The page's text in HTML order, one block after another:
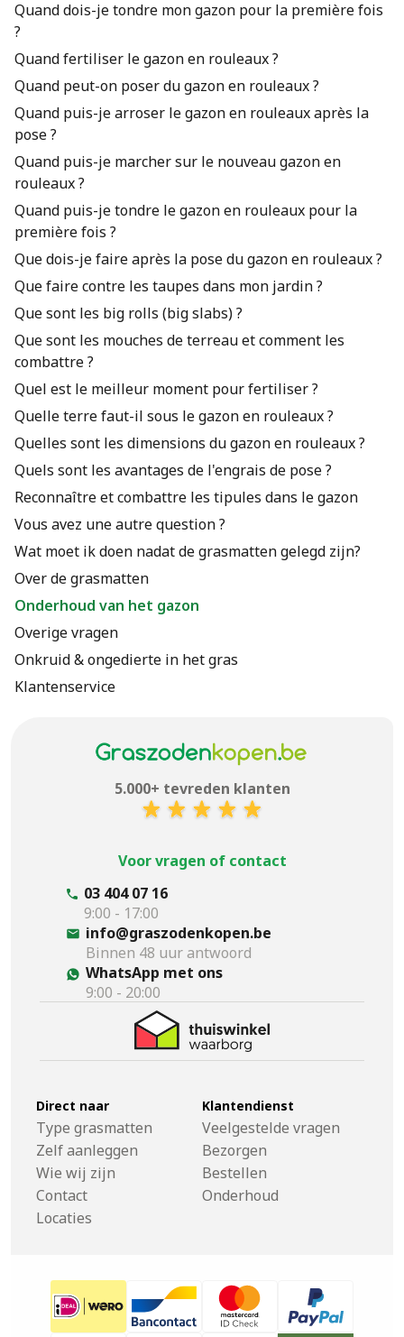
Quand dois-je tondre mon gazon pour la première fois
?
Quand fertiliser le gazon en rouleaux ?
Quand peut-on poser du gazon en rouleaux ?
Quand puis-je arroser le gazon en rouleaux après la
pose ?
Quand puis-je marcher sur le nouveau gazon en
rouleaux ?
Quand puis-je tondre le gazon en rouleaux pour la
première fois ?
Que dois-je faire après la pose du gazon en rouleaux ?
Que faire contre les taupes dans mon jardin ?
Que sont les big rolls (big slabs) ?
Que sont les mouches de terreau et comment les
combattre ?
Quel est le meilleur moment pour fertiliser ?
Quelle terre faut-il sous le gazon en rouleaux ?
Quelles sont les dimensions du gazon en rouleaux ?
Quels sont les avantages de l'engrais de pose ?
Reconnaître et combattre les tipules dans le gazon
Vous avez une autre question ?
Wat moet ik doen nadat de grasmatten gelegd zijn?
Over de grasmatten
Onderhoud van het gazon
Overige vragen
Onkruid & ongedierte in het gras
Klantenservice
5.000+ tevreden klanten
Voor vragen of contact
03 404 07 16
9:00 - 17:00
info@graszodenkopen.be
Binnen 48 uur antwoord
WhatsApp met ons
9:00 - 20:00
Direct naar
Type grasmatten
Zelf aanleggen
Wie wij zijn
Contact
Locaties
Klantendienst
Veelgestelde vragen
Bezorgen
Bestellen
Onderhoud